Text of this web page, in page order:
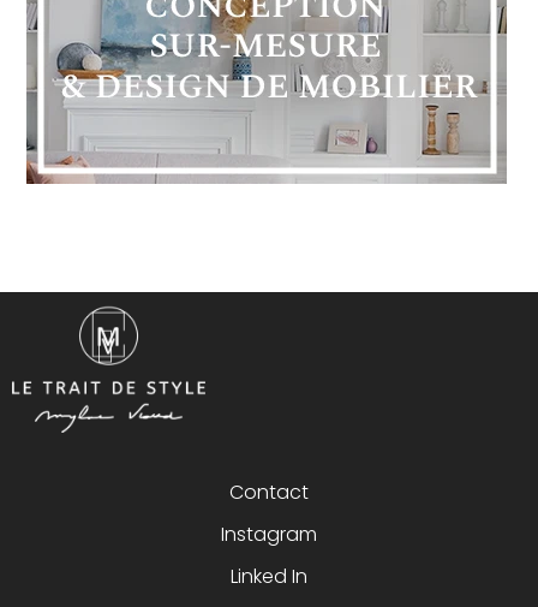
Contact
Instagram
Linked In